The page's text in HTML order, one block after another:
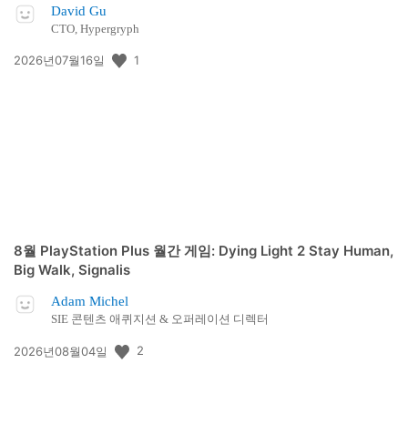
David Gu
CTO, Hypergryph
공
2026년07월16일 1
8월 PlayStation Plus 월간 게임: Dying Light 2 Stay Human,
Big Walk, Signalis
Adam Michel
SIE 콘텐츠 애퀴지션 & 오퍼레이션 디렉터
공
2026년08월04일 2